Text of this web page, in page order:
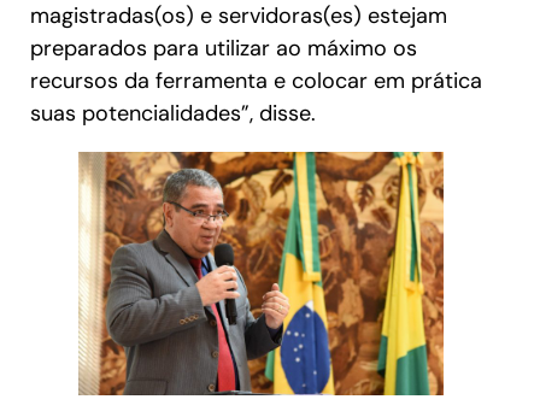
magistradas(os) e servidoras(es) estejam
preparados para utilizar ao máximo os
recursos da ferramenta e colocar em prática
suas potencialidades”, disse.